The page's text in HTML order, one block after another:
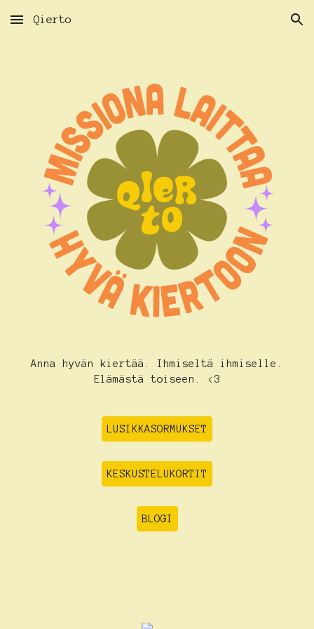
Skip to main content Skip to navigation
Qierto
Anna hyvän kiertää. Ihmiseltä ihmiselle.
Elämästä toiseen. <3
LUSIKKASORMUKSET
KESKUSTELUKORTIT
BLOGI